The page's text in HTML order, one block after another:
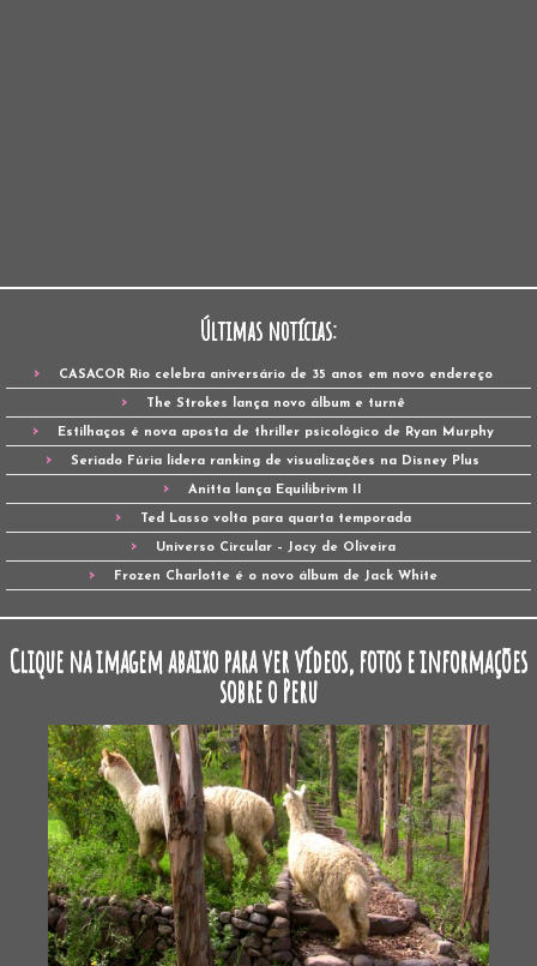
Últimas notícias:
CASACOR Rio celebra aniversário de 35 anos em novo endereço
The Strokes lança novo álbum e turnê
Estilhaços é nova aposta de thriller psicológico de Ryan Murphy
Seriado Fúria lidera ranking de visualizações na Disney Plus
Anitta lança Equilibrivm II
Ted Lasso volta para quarta temporada
Universo Circular – Jocy de Oliveira
Frozen Charlotte é o novo álbum de Jack White
Clique na imagem abaixo para ver vídeos, fotos e informações
sobre o Peru